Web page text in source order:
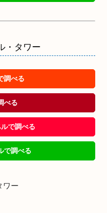
・タワー
調べる
べる
で調べる
で調べる
ワー